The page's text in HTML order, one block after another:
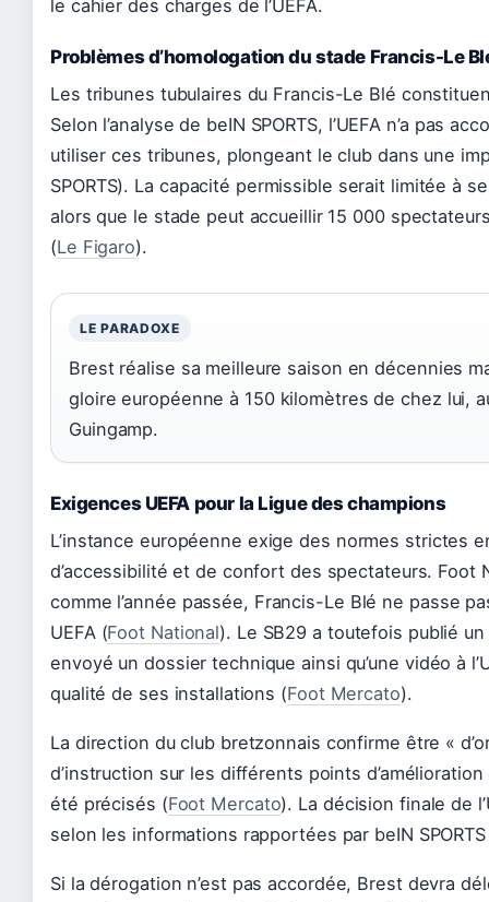
le cahier des charges de l’UEFA.
Problèmes d’homologation du stade Francis-Le
Les tribunes tubulaires du Francis-Le Blé
Selon l’analyse de beIN SPORTS, l’UEFA n’a pas
utiliser ces tribunes, plongeant le club dans une
SPORTS). La capacité permissible serait limitée à
alors que le stade peut accueillir 15 000
(Le Figaro).
LE PARADOXE
Brest réalise sa meilleure saison en décennies
gloire européenne à 150 kilomètres de chez lui,
Guingamp.
Exigences UEFA pour la Ligue des champions
L’instance européenne exige des normes strictes
d’accessibilité et de confort des spectateurs. Foot
comme l’année passée, Francis-Le Blé ne passe
UEFA (Foot National). Le SB29 a toutefois publié
envoyé un dossier technique ainsi qu’une vidéo à
qualité de ses installations (Foot Mercato).
La direction du club bretzonnais confirme être «
d’instruction sur les différents points
été précisés (Foot Mercato). La décision finale de
selon les informations rapportées par beIN SPORTS
Si la dérogation n’est pas accordée, Brest devra